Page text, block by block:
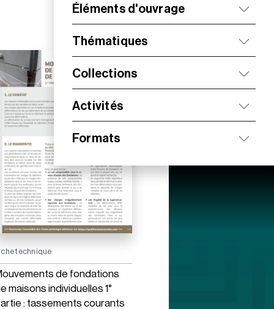
Éléments d'ouvrage
Thématiques
Collections
Activités
Formats
technique
de fondations
maisons individuelles 1°
: tassements courants